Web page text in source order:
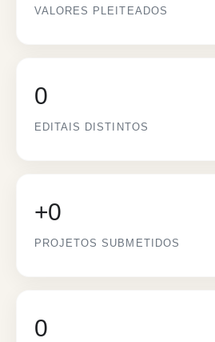
VALORES PLEITEADOS
0
EDITAIS DISTINTOS
+0
PROJETOS SUBMETIDOS
0